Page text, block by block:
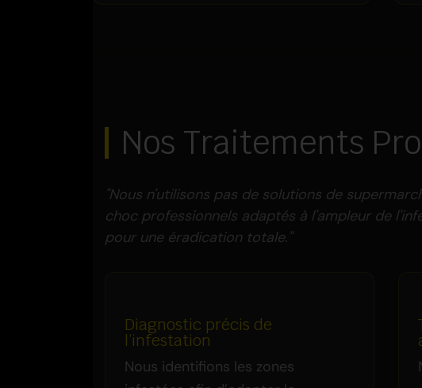
Nos Traitements
"Nous n'utilisons pas de solutions de
choc professionnels adaptés à l'ampleur de
pour une éradication totale."
Diagnostic précis de
l’infestation
Nous identifions les zones